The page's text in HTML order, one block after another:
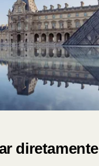
diretamente